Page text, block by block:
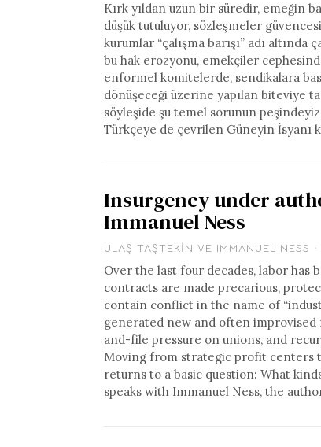
Kırk yıldan uzun bir süredir, emeğin
düşük tutuluyor, sözleşmeler
kurumlar “çalışma barışı” adı
bu hak erozyonu, emekçiler
enformel komitelerde, sendikalara
dönüşeceği üzerine yapılan biteviye
söyleşide şu temel sorunun
Türkçeye de çevrilen Güneyin İsyanı
Insurgency under
Immanuel Ness
ULAŞ TAŞTEKIN VE IMMANUEL NESS
Over the last four decades, labor has
contracts are made precarious,
contain conflict in the name of
generated new and often
and-file pressure on unions, and
Moving from strategic profit centers
returns to a basic question: What
speaks with Immanuel Ness, the